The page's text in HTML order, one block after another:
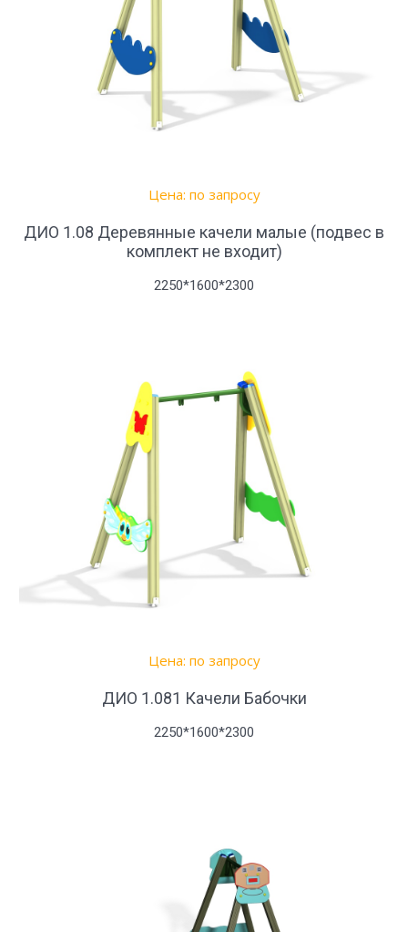
Цена: по запросу
ДИО 1.08 Деревянные качели малые (подвес в
комплект не входит)
2250*1600*2300
Цена: по запросу
ДИО 1.081 Качели Бабочки
2250*1600*2300